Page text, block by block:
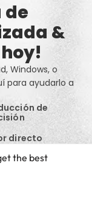
de
&
Windows, o
para ayudarlo a
de
directo
the best